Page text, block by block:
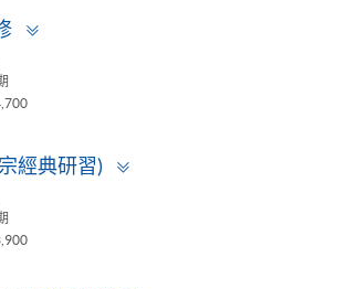
經典研習)